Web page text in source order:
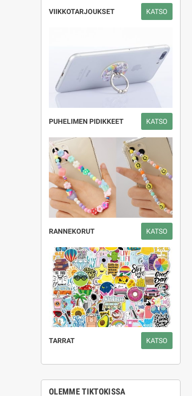
VIIKKOTARJOUKSET KATSO
PUHELIMEN PIDIKKEET KATSO
RANNEKORUT KATSO
TARRAT KATSO
OLEMME TIKTOKISSA